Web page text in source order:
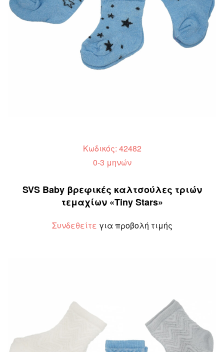
Κωδικός: 42482
0-3 μηνών
SVS Baby βρεφικές καλτσούλες τριών
τεμαχίων «Tiny Stars»
Συνδεθείτε για προβολή τιμής